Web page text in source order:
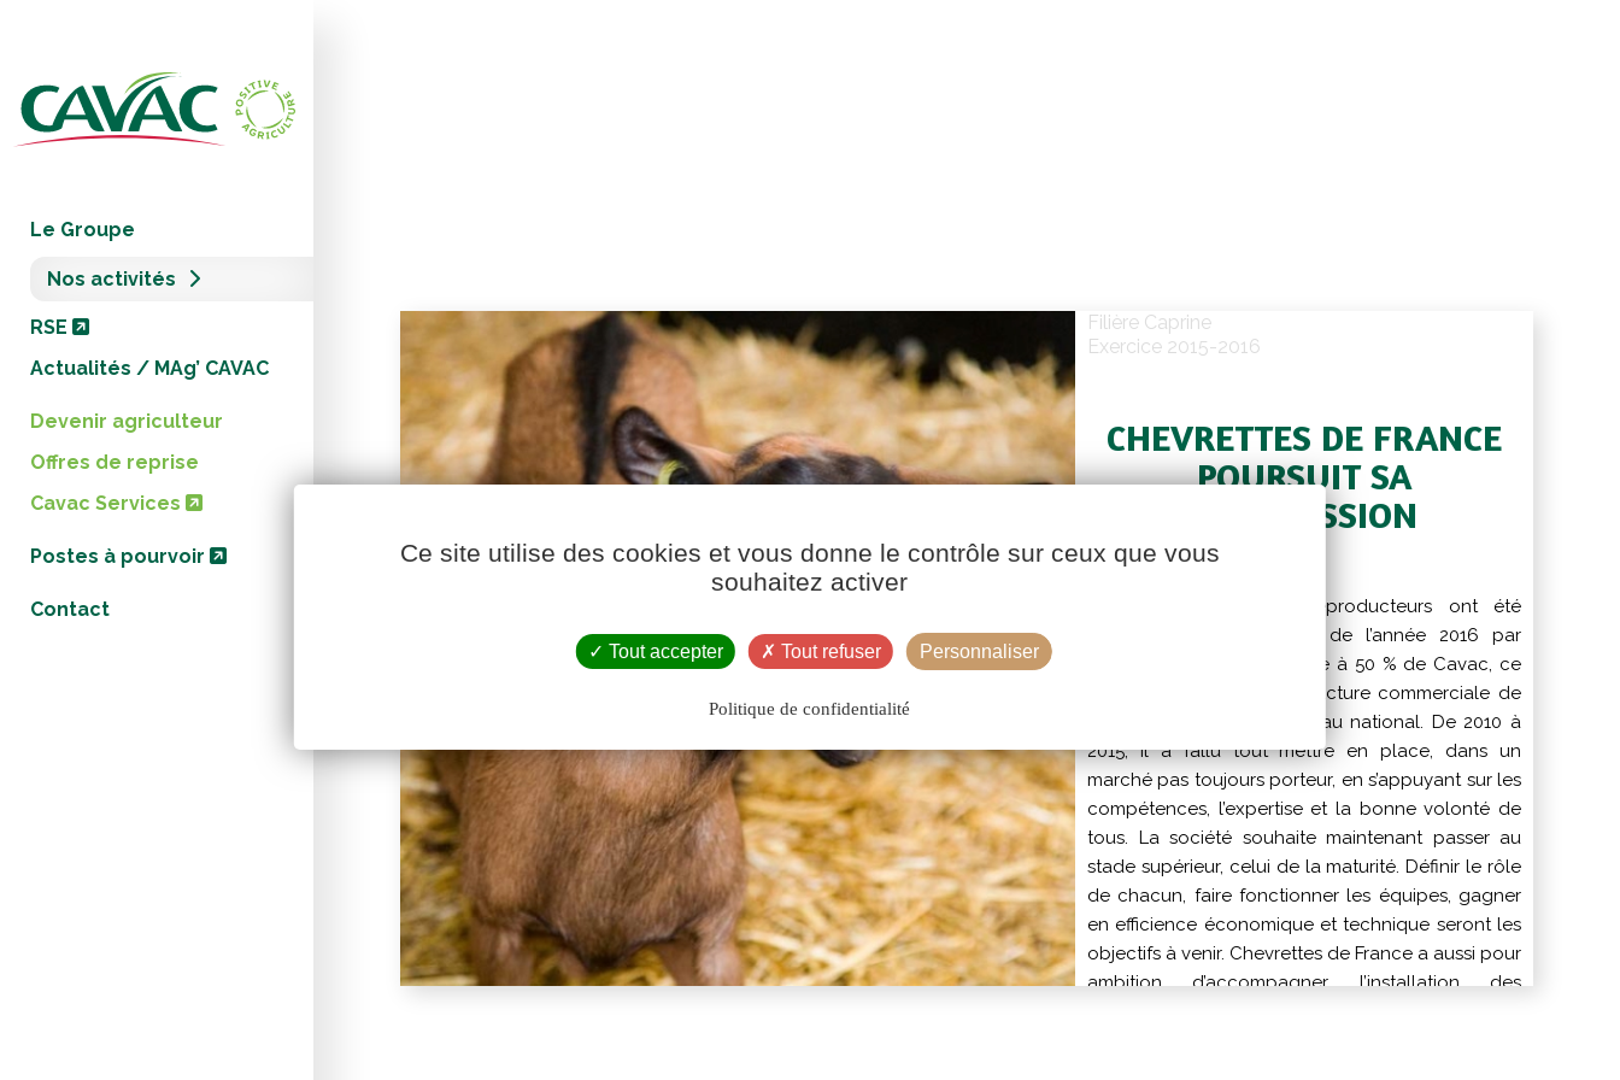
Le Groupe
Nos activités
RSE
Actualités / MAg’ CAVAC
Devenir agriculteur
Offres de reprise
Cavac Services
Postes à pourvoir
Contact
Filière Caprine
Exercice 2015-2016
CHEVRETTES DE FRANCE
POURSUIT SA
PROGRESSION
Plus de 6000 jeunes reproducteurs ont été
commercialisés au cours de l’année 2016 par
Chevrettes de France, filiale à 50 % de Cavac, ce
qui en fait la première structure commerciale de
génétique caprine au niveau national. De 2010 à
2015, il a fallu tout mettre en place, dans un
marché pas toujours porteur, en s’appuyant sur les
compétences, l’expertise et la bonne volonté de
tous. La société souhaite maintenant passer au
stade supérieur, celui de la maturité. Définir le rôle
de chacun, faire fonctionner les équipes, gagner
en efficience économique et technique seront les
objectifs à venir. Chevrettes de France a aussi pour
ambition d’accompagner l’installation des
Ce site utilise des cookies et vous donne le contrôle sur ceux que vous
souhaitez activer
Tout accepter Tout refuser Personnaliser
Politique de confidentialité